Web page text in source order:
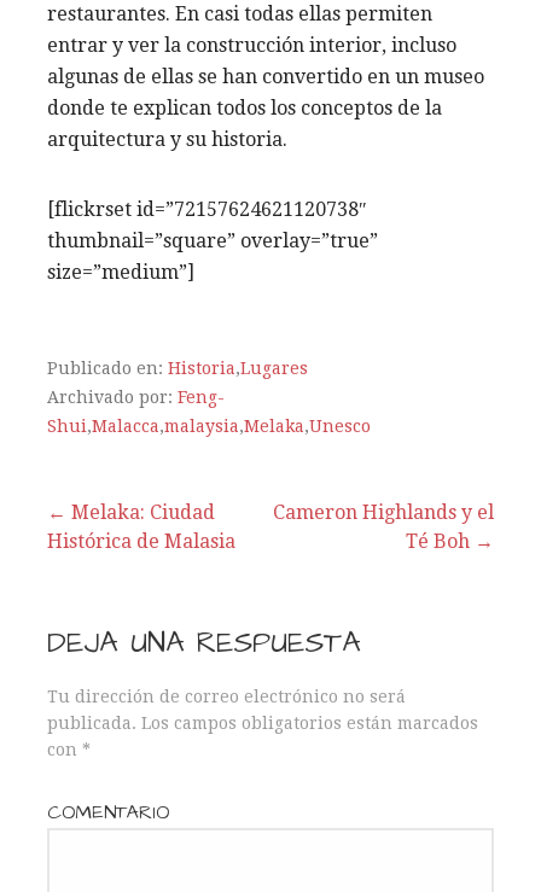
restaurantes. En casi todas ellas permiten
entrar y ver la construcción interior, incluso
algunas de ellas se han convertido en un museo
donde te explican todos los conceptos de la
arquitectura y su historia.
[flickrset id=”72157624621120738″
thumbnail=”square” overlay=”true”
size=”medium”]
Publicado en: Historia,Lugares
Archivado por: Feng-
Shui,Malacca,malaysia,Melaka,Unesco
← Melaka: Ciudad
Histórica de Malasia
Cameron Highlands y el
Té Boh →
DEJA UNA RESPUESTA
Tu dirección de correo electrónico no será
publicada. Los campos obligatorios están marcados
con *
COMENTARIO